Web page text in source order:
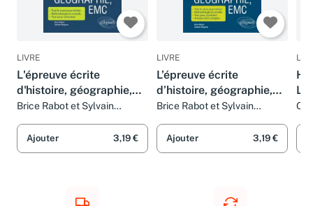
LIVRE
L'épreuve écrite
d'histoire, géographie,
EMC
Brice Rabot et Sylvain
Ajouter 3,19 €
LIVRE
L’épreuve écrite
d’histoire, géographie,
EMC
Brice Rabot et Sylvain
Ajouter 3,19 €
L,